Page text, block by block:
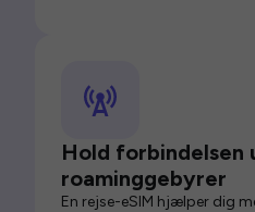
Hold forbindelsen
roaminggebyrer
En rejse-eSIM hjælper dig